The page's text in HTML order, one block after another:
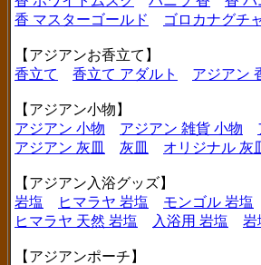
香 マスターゴールド
ゴロカナグチ
【アジアンお香立て】
香立て
香立て アダルト アジアン
【アジアン小物】
アジアン 小物
アジアン 雑貨 小物
アジアン 灰皿
灰皿 オリジナル 灰
【アジアン入浴グッズ】
岩塩
ヒマラヤ 岩塩 モンゴル 岩塩
ヒマラヤ 天然 岩塩
入浴用 岩塩 岩
【アジアンポーチ】